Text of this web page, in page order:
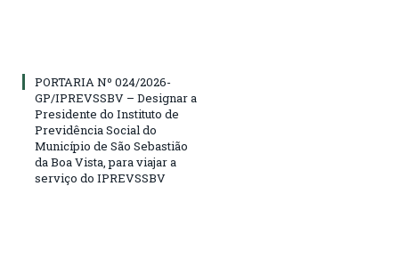
PORTARIA Nº 024/2026-
GP/IPREVSSBV – Designar a
Presidente do Instituto de
Previdência Social do
Município de São Sebastião
da Boa Vista, para viajar a
serviço do IPREVSSBV